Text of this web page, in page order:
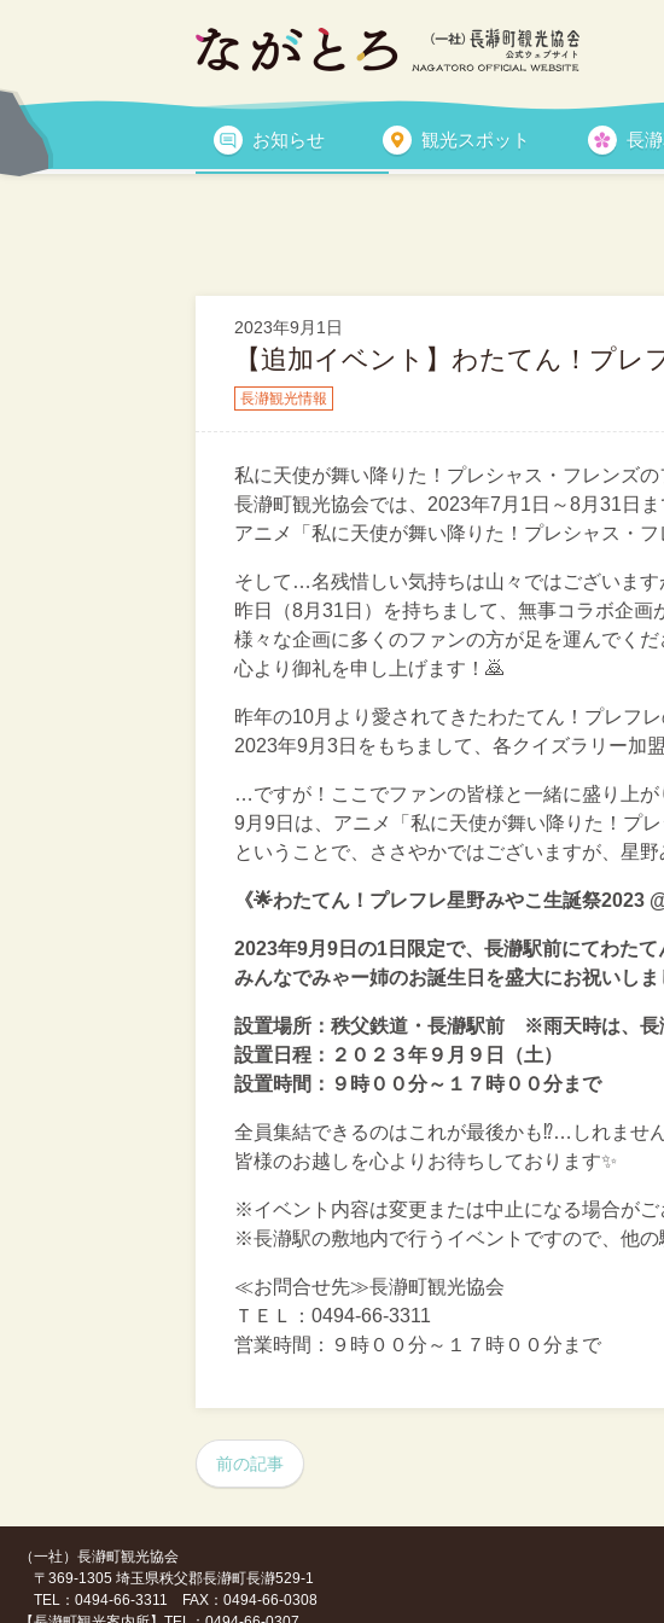
お知らせ 観光スポット 長
長瀞観光情報
長瀞観光情報 トピックス
2023年9月1日
【追加イベント】わたてん！プ
長瀞観光情報
私に天使が舞い降りた！プレシャス・フレンズ
長瀞町観光協会では、2023年7月1日～8月31日ま
アニメ「私に天使が舞い降りた！プレシャス・
そして…名残惜しい気持ちは山々ではございます
昨日（8月31日）を持ちまして、無事コラボ企画
様々な企画に多くのファンの方が足を運んでく
心より御礼を申し上げます！🙇
昨年の10月より愛されてきたわたてん！プレフレ
2023年9月3日をもちまして、各クイズラリー加
…ですが！ここでファンの皆様と一緒に盛り上
9月9日は、アニメ「私に天使が舞い降りた！プ
ということで、ささやかではございますが、星
《🌟わたてん！プレフレ星野みやこ生誕祭2023
2023年9月9日の1日限定で、長瀞駅前にてわた
みんなでみゃー姉のお誕生日を盛大にお祝いしま
設置場所：秩父鉄道・長瀞駅前 ※雨天時は、長
設置日程：２０２３年９月９日（土）
設置時間：９時００分～１７時００分まで
全員集結できるのはこれが最後かも⁉…しれませ
皆様のお越しを心よりお待ちしております✨
※イベント内容は変更または中止になる場合がご
※長瀞駅の敷地内で行うイベントですので、他
≪お問合せ先≫長瀞町観光協会
ＴＥＬ：0494-66-3311
営業時間：９時００分～１７時００分まで
前の記事
（一社）長瀞町観光協会
〒369-1305 埼玉県秩父郡長瀞町長瀞529-1
TEL：0494-66-3311 FAX：0494-66-0308